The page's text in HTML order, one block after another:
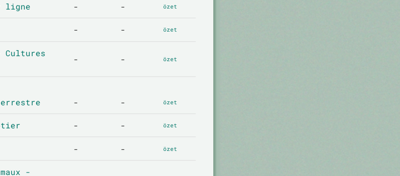
ligne - - özet
- - özet
- - özet
- - özet
- - özet
- - özet
-